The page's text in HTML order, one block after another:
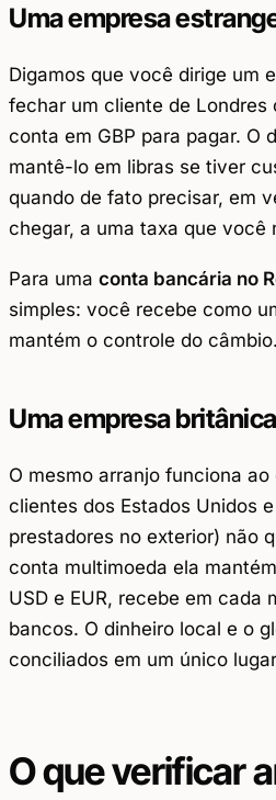
Uma empresa
Digamos que você dirige um
fechar um cliente de Londres
conta em GBP para pagar. O
mantê-lo em libras se tiver
quando de fato precisar, em
chegar, a uma taxa que você
Para uma conta bancária no
simples: você recebe como
mantém o controle do câmbio.
Uma empresa
O mesmo arranjo funciona
clientes dos Estados Unidos
prestadores no exterior) não
conta multimoeda ela
USD e EUR, recebe em
bancos. O dinheiro local e o
conciliados em um único
O que verificar